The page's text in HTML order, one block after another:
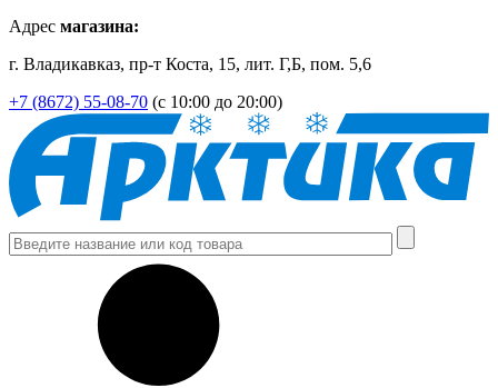
Адрес магазина:
г. Владикавказ, пр-т Коста, 15, лит. Г,Б, пом. 5,6
+7 (8672) 55-08-70 (с 10:00 до 20:00)